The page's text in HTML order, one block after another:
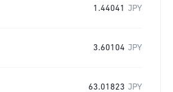
1.44041 JPY
3.60104 JPY
63.01823 JPY